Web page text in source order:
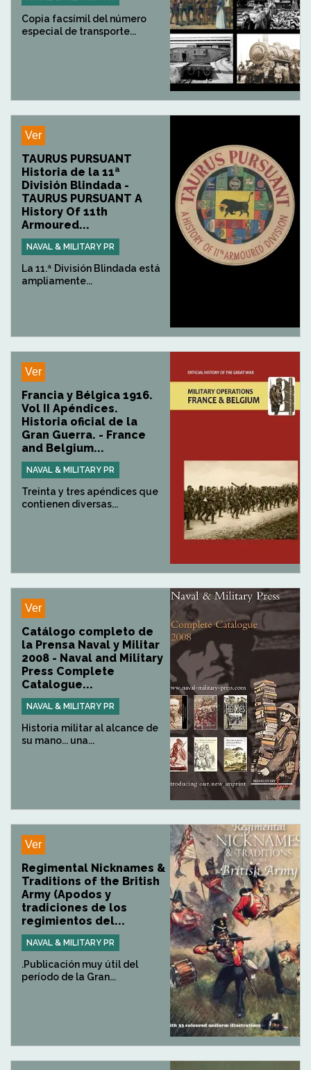
Copia facsímil del número
especial de transporte...
Ver
TAURUS PURSUANT
Historia de la 11ª
División Blindada -
TAURUS PURSUANT A
History Of 11th
Armoured...
NAVAL & MILITARY PR
La 11.ª División Blindada está
ampliamente...
Ver
Francia y Bélgica 1916.
Vol II Apéndices.
Historia oficial de la
Gran Guerra. - France
and Belgium...
NAVAL & MILITARY PR
Treinta y tres apéndices que
contienen diversas...
Ver
Catálogo completo de
la Prensa Naval y Militar
2008 - Naval and Military
Press Complete
Catalogue...
NAVAL & MILITARY PR
Historia militar al alcance de
su mano... una...
Ver
Regimental Nicknames &
Traditions of the British
Army (Apodos y
tradiciones de los
regimientos del...
NAVAL & MILITARY PR
.Publicación muy útil del
período de la Gran...